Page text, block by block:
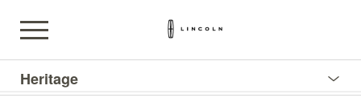
Heritage